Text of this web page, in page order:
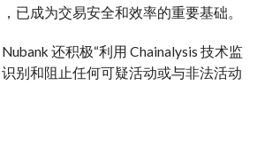
已成为交易安全和效率的重要基础。
还积极“利用 Chainalysis 技术监
别和阻止任何可疑活动或与非法活动